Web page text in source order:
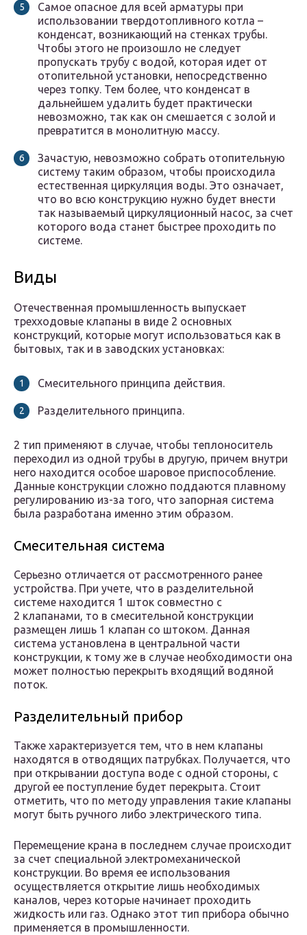
Самое опасное для всей арматуры при
использовании твердотопливного котла –
конденсат, возникающий на стенках трубы.
Чтобы этого не произошло не следует
пропускать трубу с водой, которая идет от
отопительной установки, непосредственно
через топку. Тем более, что конденсат в
дальнейшем удалить будет практически
невозможно, так как он смешается с золой и
превратится в монолитную массу.
Зачастую, невозможно собрать отопительную
систему таким образом, чтобы происходила
естественная циркуляция воды. Это означает,
что во всю конструкцию нужно будет внести
так называемый циркуляционный насос, за счет
которого вода станет быстрее проходить по
системе.
Виды
Отечественная промышленность выпускает
трехходовые клапаны в виде 2 основных
конструкций, которые могут использоваться как в
бытовых, так и в заводских установках:
Смесительного принципа действия.
Разделительного принципа.
2 тип применяют в случае, чтобы теплоноситель
переходил из одной трубы в другую, причем внутри
него находится особое шаровое приспособление.
Данные конструкции сложно поддаются плавному
регулированию из-за того, что запорная система
была разработана именно этим образом.
Смесительная система
Серьезно отличается от рассмотренного ранее
устройства. При учете, что в разделительной
системе находится 1 шток совместно с
2 клапанами, то в смесительной конструкции
размещен лишь 1 клапан со штоком. Данная
система установлена в центральной части
конструкции, к тому же в случае необходимости она
может полностью перекрыть входящий водяной
поток.
Разделительный прибор
Также характеризуется тем, что в нем клапаны
находятся в отводящих патрубках. Получается, что
при открывании доступа воде с одной стороны, с
другой ее поступление будет перекрыта. Стоит
отметить, что по методу управления такие клапаны
могут быть ручного либо электрического типа.
Перемещение крана в последнем случае происходит
за счет специальной электромеханической
конструкции. Во время ее использования
осуществляется открытие лишь необходимых
каналов, через которые начинает проходить
жидкость или газ. Однако этот тип прибора обычно
применяется в промышленности.